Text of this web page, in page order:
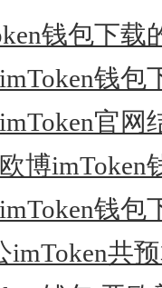
钱包下载
钱包
官网
博imToken
钱包
imToken共